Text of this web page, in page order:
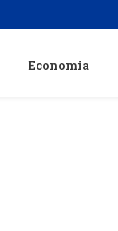
Economia